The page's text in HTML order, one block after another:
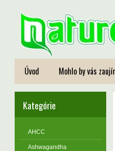
Úvod Mohlo by vás
Kategórie
AHCC
Ashwagandha